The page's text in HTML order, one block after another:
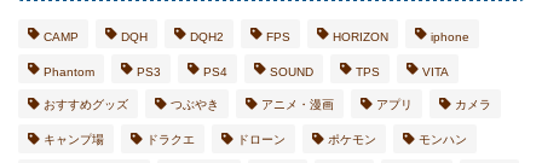
CAMP DQH DQH2 FPS HORIZON iphone
Phantom PS3 PS4 SOUND TPS VITA
おすすめグッズ つぶやき アニメ・漫画 アプリ カメラ
キャンプ場 ドラクエ ドローン ポケモン モンハン